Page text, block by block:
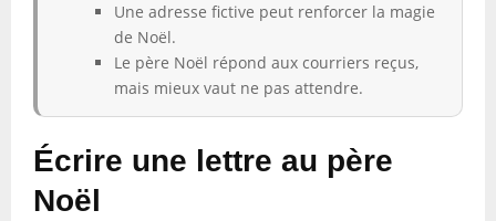
Une adresse fictive peut renforcer la magie
de Noël.
Le père Noël répond aux courriers reçus,
mais mieux vaut ne pas attendre.
Écrire une lettre au père
Noël